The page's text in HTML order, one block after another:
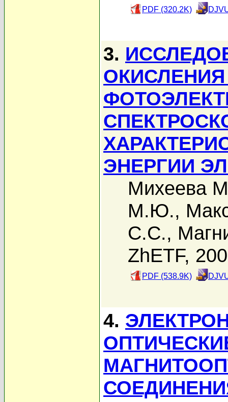
PDF (320.2K)
3.
ЭНЕРГИИ
Михеева
М.Ю.,
С.С.,
ZhETF,
PDF (538.9K)
4.